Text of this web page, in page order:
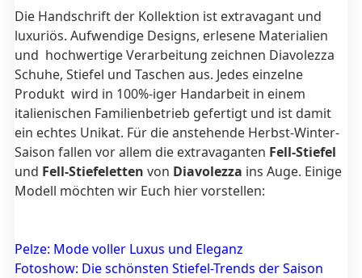
Die Handschrift der Kollektion ist extravagant und
luxuriös. Aufwendige Designs, erlesene Materialien
und hochwertige Verarbeitung zeichnen Diavolezza
Schuhe, Stiefel und Taschen aus. Jedes einzelne
Produkt wird in 100%-iger Handarbeit in einem
italienischen Familienbetrieb gefertigt und ist damit
ein echtes Unikat. Für die anstehende Herbst-Winter-
Saison fallen vor allem die extravaganten Fell-Stiefel
und Fell-Stiefeletten von Diavolezza ins Auge. Einige
Modell möchten wir Euch hier vorstellen:
Pelze: Mode voller Luxus und Eleganz
Fotoshow: Die schönsten Stiefel-Trends der Saison